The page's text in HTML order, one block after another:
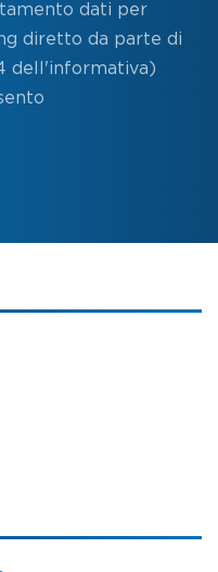
dati per
diretto da parte di
dell'informativa)